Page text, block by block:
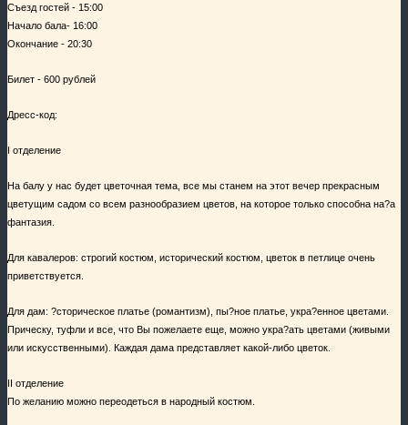
Съезд гостей - 15:00
Начало бала- 16:00
Окончание - 20:30
Билет - 600 рублей
Дресс-код:
I отделение
На балу у нас будет цветочная тема, все мы станем на этот вечер прекрасным
цветущим садом со всем разнообразием цветов, на которое только способна на?а
фантазия.
Для кавалеров: строгий костюм, исторический костюм, цветок в петлице очень
приветствуется.
Для дам: ?сторическое платье (романтизм), пы?ное платье, укра?енное цветами.
Прическу, туфли и все, что Вы пожелаете еще, можно укра?ать цветами (живыми
или искусственными). Каждая дама представляет какой-либо цветок.
II отделение
По желанию можно переодеться в народный костюм.